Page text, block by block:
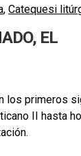
, Catequesi
EL
los primeros
II hasta